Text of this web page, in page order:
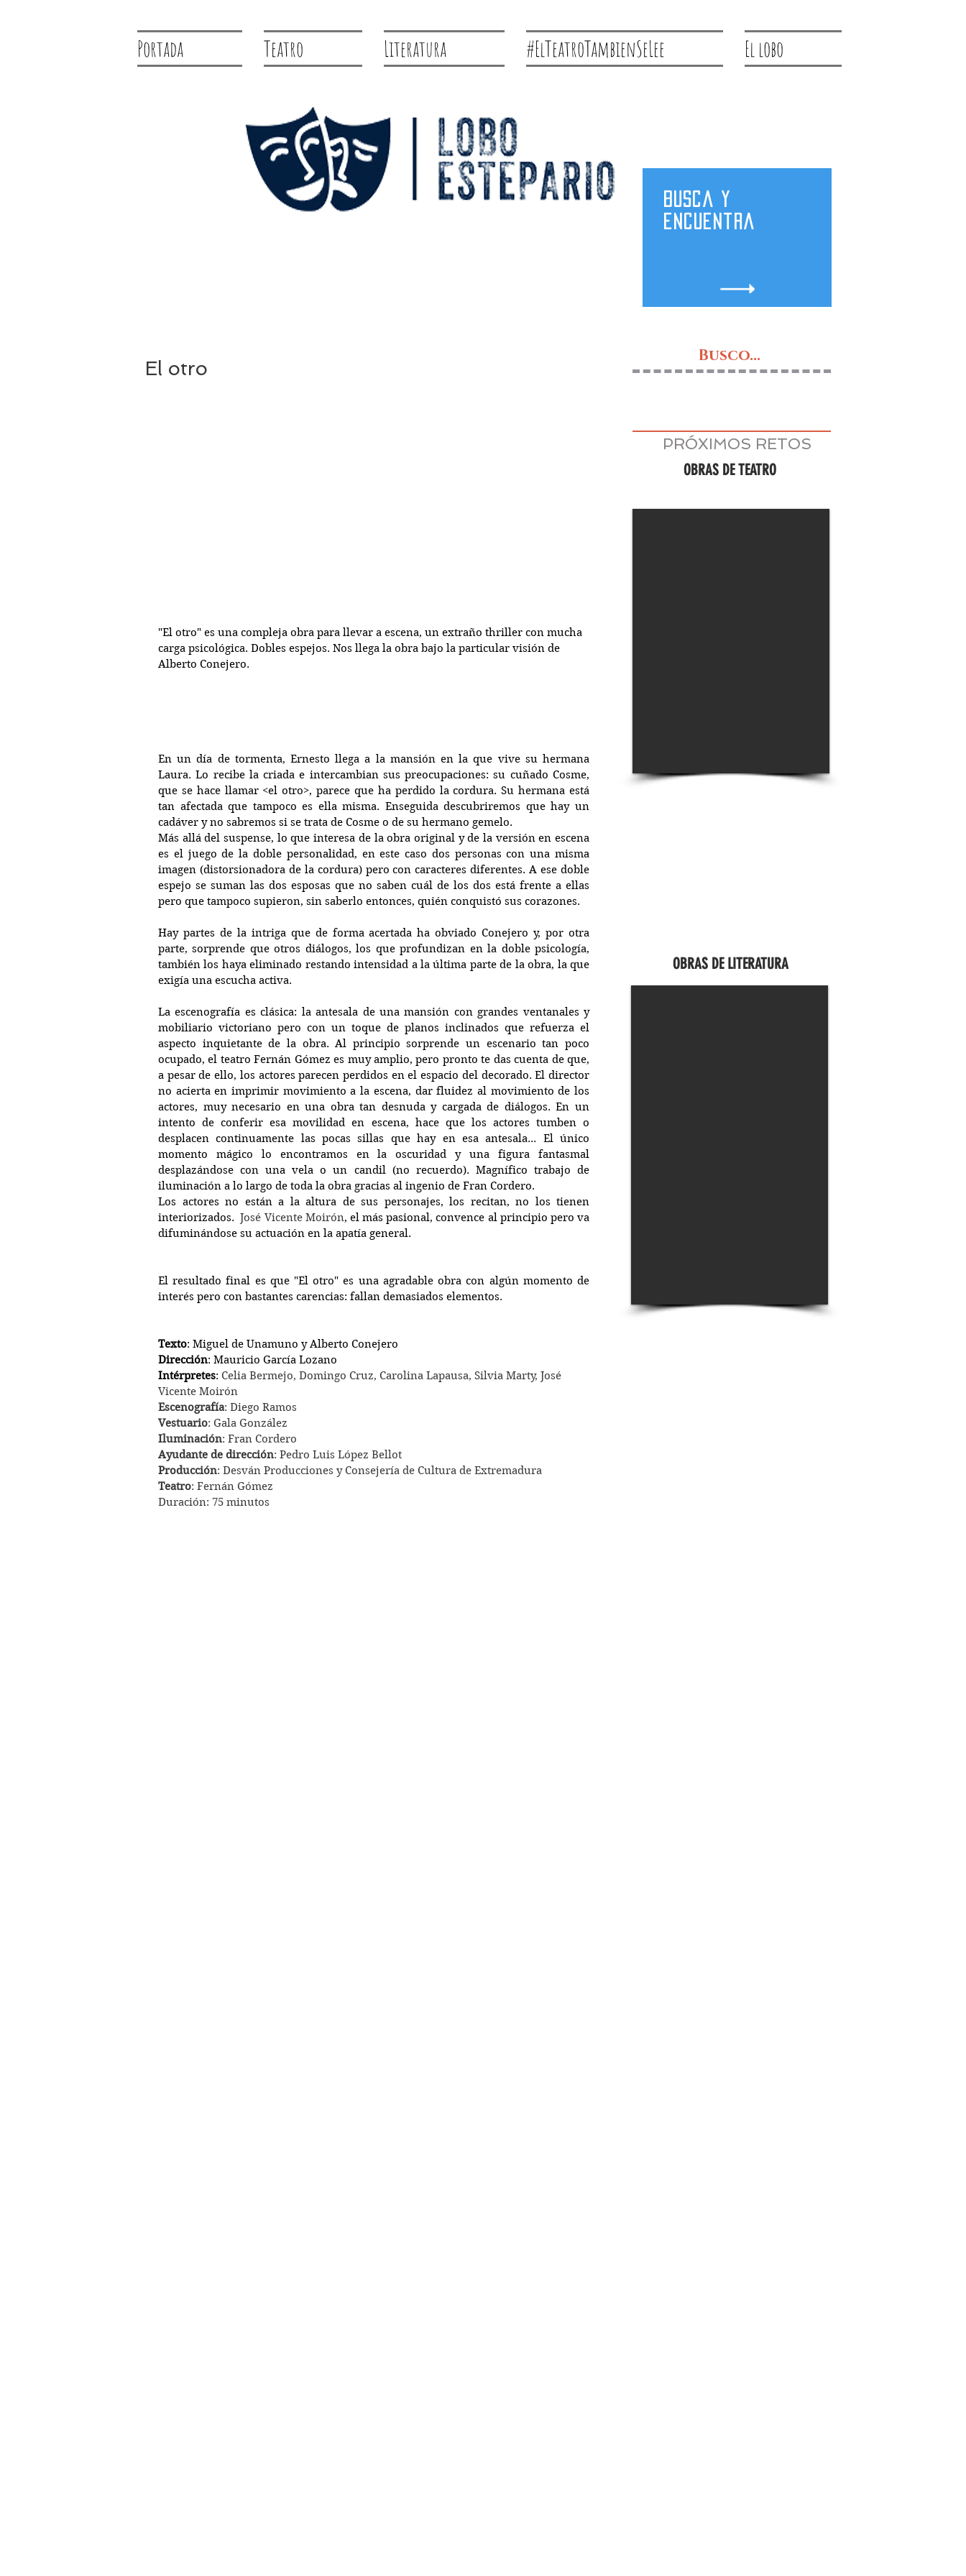
Portada Teatro Literatura #ElTeatroTambienSeLee El lobo
Busca y
encuentra
El otro
"El otro" es una compleja obra para llevar a escena, un extraño thriller con mucha
carga psicológica. Dobles espejos. Nos llega la obra bajo la particular visión de
Alberto Conejero.
En un día de tormenta, Ernesto llega a la mansión en la que vive su hermana
Laura. Lo recibe la criada e intercambian sus preocupaciones: su cuñado Cosme,
que se hace llamar <el otro>, parece que ha perdido la cordura. Su hermana está
tan afectada que tampoco es ella misma. Enseguida descubriremos que hay un
cadáver y no sabremos si se trata de Cosme o de su hermano gemelo.
Más allá del suspense, lo que interesa de la obra original y de la versión en escena
es el juego de la doble personalidad, en este caso dos personas con una misma
imagen (distorsionadora de la cordura) pero con caracteres diferentes. A ese doble
espejo se suman las dos esposas que no saben cuál de los dos está frente a ellas
pero que tampoco supieron, sin saberlo entonces, quién conquistó sus corazones.
Hay partes de la intriga que de forma acertada ha obviado Conejero y, por otra
parte, sorprende que otros diálogos, los que profundizan en la doble psicología,
también los haya eliminado restando intensidad a la última parte de la obra, la que
exigía una escucha activa.
La escenografía es clásica: la antesala de una mansión con grandes ventanales y
mobiliario victoriano pero con un toque de planos inclinados que refuerza el
aspecto inquietante de la obra. Al principio sorprende un escenario tan poco
ocupado, el teatro Fernán Gómez es muy amplio, pero pronto te das cuenta de que,
a pesar de ello, los actores parecen perdidos en el espacio del decorado. El director
no acierta en imprimir movimiento a la escena, dar fluidez al movimiento de los
actores, muy necesario en una obra tan desnuda y cargada de diálogos. En un
intento de conferir esa movilidad en escena, hace que los actores tumben o
desplacen continuamente las pocas sillas que hay en esa antesala... El único
momento mágico lo encontramos en la oscuridad y una figura fantasmal
desplazándose con una vela o un candil (no recuerdo). Magnífico trabajo de
iluminación a lo largo de toda la obra gracias al ingenio de Fran Cordero.
Los actores no están a la altura de sus personajes, los recitan, no los tienen
interiorizados. José Vicente Moirón, el más pasional, convence al principio pero va
difuminándose su actuación en la apatía general.
El resultado final es que "El otro" es una agradable obra con algún momento de
interés pero con bastantes carencias: fallan demasiados elementos.
Texto: Miguel de Unamuno y Alberto Conejero
Dirección: Mauricio García Lozano
Intérpretes: Celia Bermejo, Domingo Cruz, Carolina Lapausa, Silvia Marty, José
Vicente Moirón
Escenografía: Diego Ramos
Vestuario: Gala González
Iluminación: Fran Cordero
Ayudante de dirección: Pedro Luis López Bellot
Producción: Desván Producciones y Consejería de Cultura de Extremadura
Teatro: Fernán Gómez
Duración: 75 minutos
Busco...
PRÓXIMOS RETOS
OBRAS DE TEATRO
OBRAS DE LITERATURA